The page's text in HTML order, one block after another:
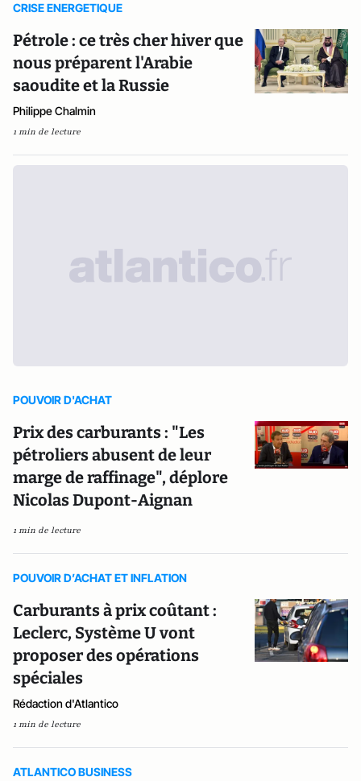
CRISE ENERGETIQUE
Pétrole : ce très cher hiver que
nous préparent l'Arabie
saoudite et la Russie
Philippe Chalmin
1 min de lecture
POUVOIR D'ACHAT
Prix des carburants : "Les
pétroliers abusent de leur
marge de raffinage", déplore
Nicolas Dupont-Aignan
1 min de lecture
POUVOIR D’ACHAT ET INFLATION
Carburants à prix coûtant :
Leclerc, Système U vont
proposer des opérations
spéciales
Rédaction d'Atlantico
1 min de lecture
ATLANTICO BUSINESS